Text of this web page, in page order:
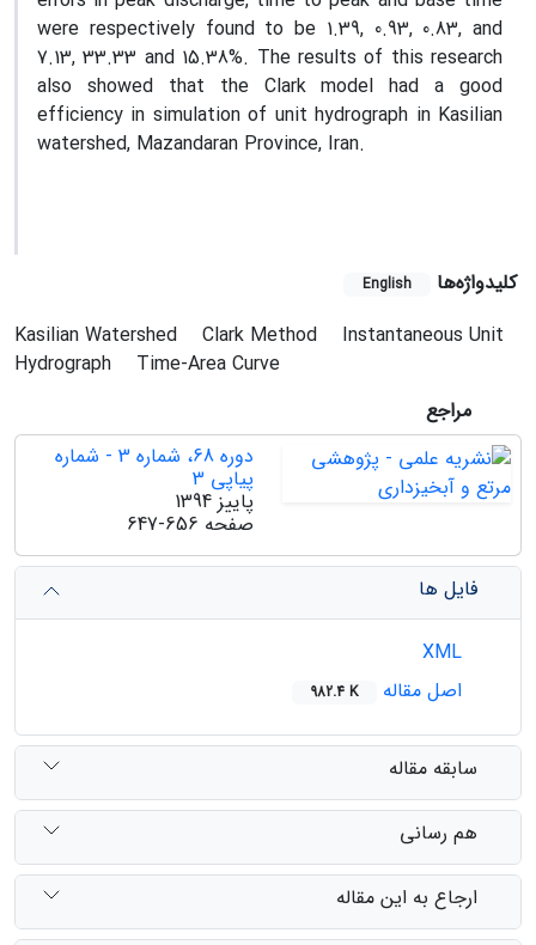
were respectively found to be 1.39, 0.93, 0.83, and
7.13, 33.33 and 15.38%. The results of this research
also showed that the Clark model had a good
efficiency in simulation of unit hydrograph in Kasilian
watershed, Mazandaran Province, Iran.
کلیدواژه‌ها English
Kasilian Watershed Clark Method
Instantaneous Unit
Hydrograph
Time-Area Curve
مراجع
دوره 68، شماره 3 - شماره
پیاپی 3
پاییز 1394
صفحه 647-656
فایل ها
اصل مقاله
982.4 K
سابقه مقاله
هم رسانی
ارجاع به این مقاله